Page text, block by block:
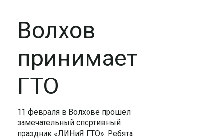
Волхов
принимает
ГТО
11 февраля в Волхове прошёл
замечательный спортивный
праздник «ЛИНиЯ ГТО». Ребята